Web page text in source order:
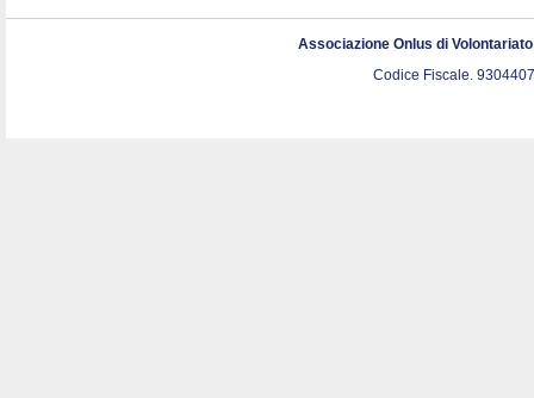
Associazione Onlus di
Codice Fiscale.